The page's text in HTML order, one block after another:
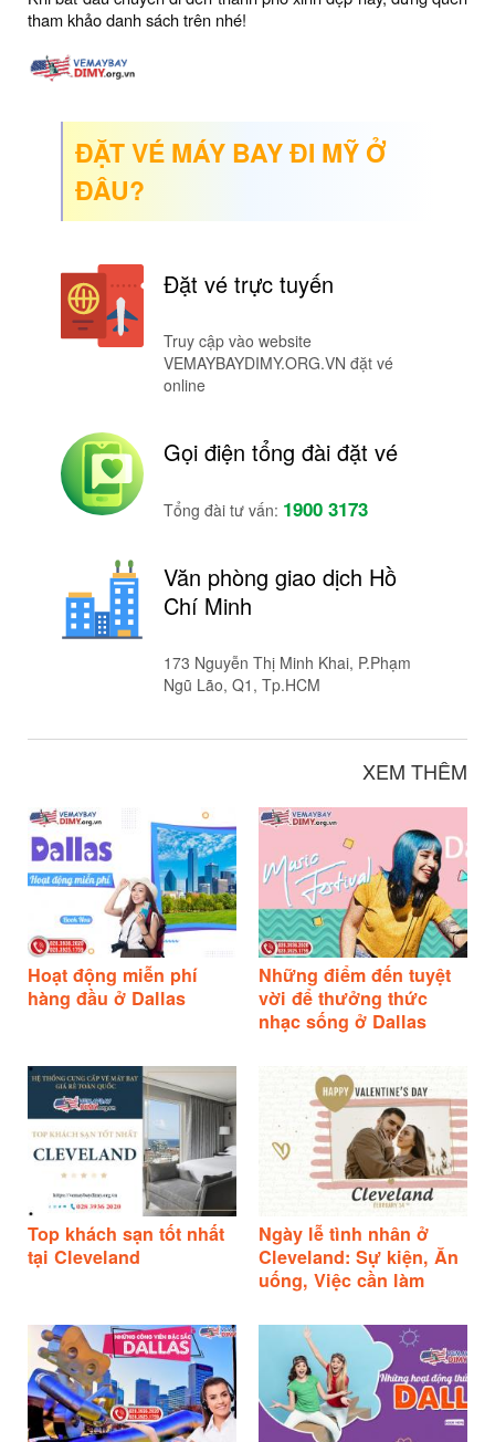
tham khảo danh sách trên nhé!
ĐẶT VÉ MÁY BAY ĐI MỸ Ở
ĐÂU?
Đặt vé trực tuyến
Truy cập vào website
VEMAYBAYDIMY.ORG.VN đặt vé
online
Gọi điện tổng đài đặt vé
Tổng đài tư vấn: 1900 3173
Văn phòng giao dịch Hồ
Chí Minh
173 Nguyễn Thị Minh Khai, P.Phạm
Ngũ Lão, Q1, Tp.HCM
XEM THÊM
Hoạt động miễn phí
hàng đầu ở Dallas
Những điểm đến tuyệt
vời để thưởng thức
nhạc sống ở Dallas
Top khách sạn tốt nhất
tại Cleveland
Ngày lễ tình nhân ở
Cleveland: Sự kiện, Ăn
uống, Việc cần làm